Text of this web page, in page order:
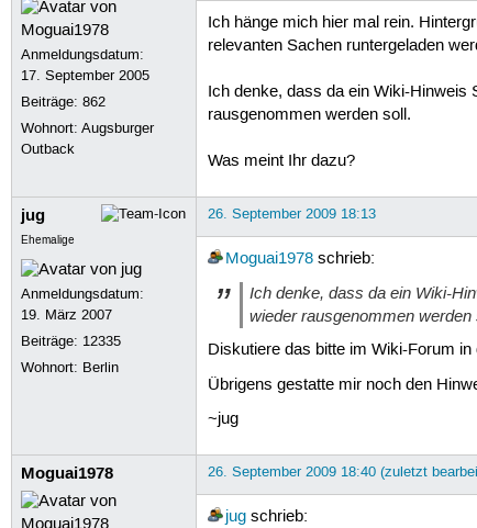
Anmeldungsdatum:
17. September 2005
Beiträge:862
Wohnort: Augsburger
Outback
Ich hänge mich hier mal rein.
relevanten Sachen runtergeladen
Ich denke, dass da ein Wiki-Hinweis
rausgenommen werden soll.
Was meint Ihr dazu?
jug
Ehemalige
Anmeldungsdatum:
19. März 2007
Beiträge: 12335
Wohnort: Berlin
26. September 2009 18:13
Moguai1978schrieb:
Ich denke, dass da ein Wiki-
wieder rausgenommen werden
Diskutiere das bitte im Wiki-Forum
Übrigens gestatte mir noch den
~jug
Moguai1978 26. September 2009 18:40 (zuletzt
jugschrieb: